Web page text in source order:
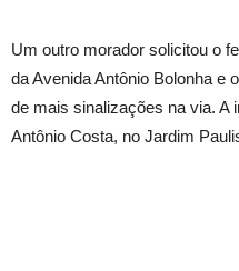
Um outro morador solicitou o
da Avenida Antônio Bolonha e
de mais sinalizações na via. A
Antônio Costa, no Jardim